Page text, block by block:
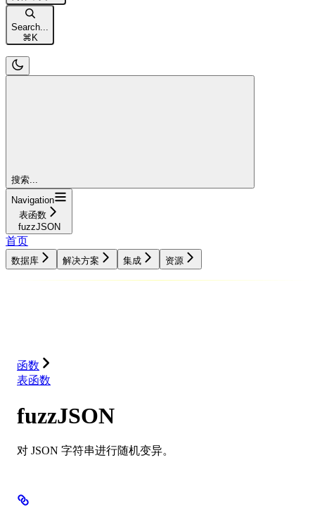
Search...
⌘K
搜索...
Navigation
表函数
fuzzJSON
首页
数据库 解决方案 集成 资源
函数
表函数
fuzzJSON
对 JSON 字符串进行随机变异。